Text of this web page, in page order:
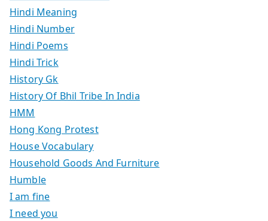
Hindi Meaning
Hindi Number
Hindi Poems
Hindi Trick
History Gk
History Of Bhil Tribe In India
HMM
Hong Kong Protest
House Vocabulary
Household Goods And Furniture
Humble
I am fine
I need you